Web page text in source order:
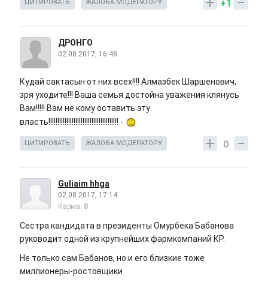
+1
ЦИТИРОВАТЬ ЖАЛОБА МОДЕРАТОРУ
ДРОНГО
02.08.2017, 16:48
Кудай сактасын от них всех!!!! Алмазбек Шаршенович,
зря уходите!!! Ваша семья достойна уважения клянусь
Вам!!!!! Вам не кому оставить эту
власть!!!!!!!!!!!!!!!!!!!!!!!!!!!!!!!!!!!!!!! -
0
ЦИТИРОВАТЬ ЖАЛОБА МОДЕРАТОРУ
Guliaim hhga
02.08.2017, 17:14
Карма: 0
Сестра кандидата в президенты Омурбека Бабанова
руководит одной из крупнейших фармкомпаний КР.
Не только сам Бабанов, но и его близкие тоже
миллионеры-ростовщики